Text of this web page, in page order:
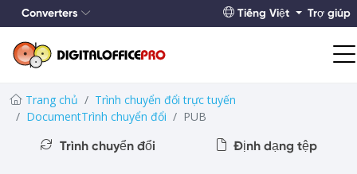
Converters Tiếng Việt Trợ giúp
Trang chủ
Trình chuyển đổi trực tuyến
DocumentTrình chuyển đổi
PUB
Trình chuyển đổi
Định dạng tệp